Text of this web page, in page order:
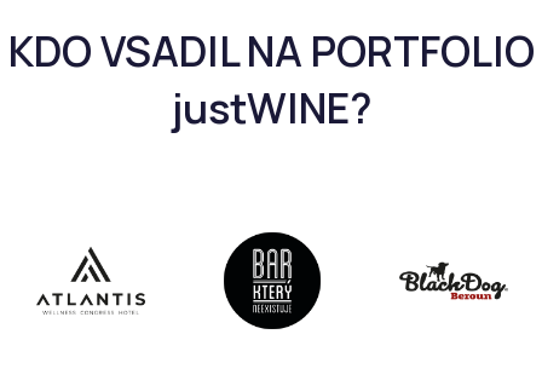
a
c
p
v
ý
p
i